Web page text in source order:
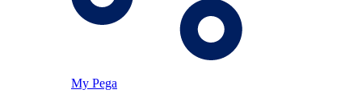
My Pega